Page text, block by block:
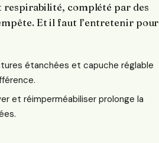
respirabilité, complété par des
Et il faut l’entretenir pour
étanchées et capuche réglable
et réimperméabiliser prolonge la